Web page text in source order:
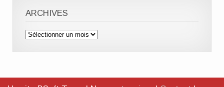
ARCHIVES
Archives